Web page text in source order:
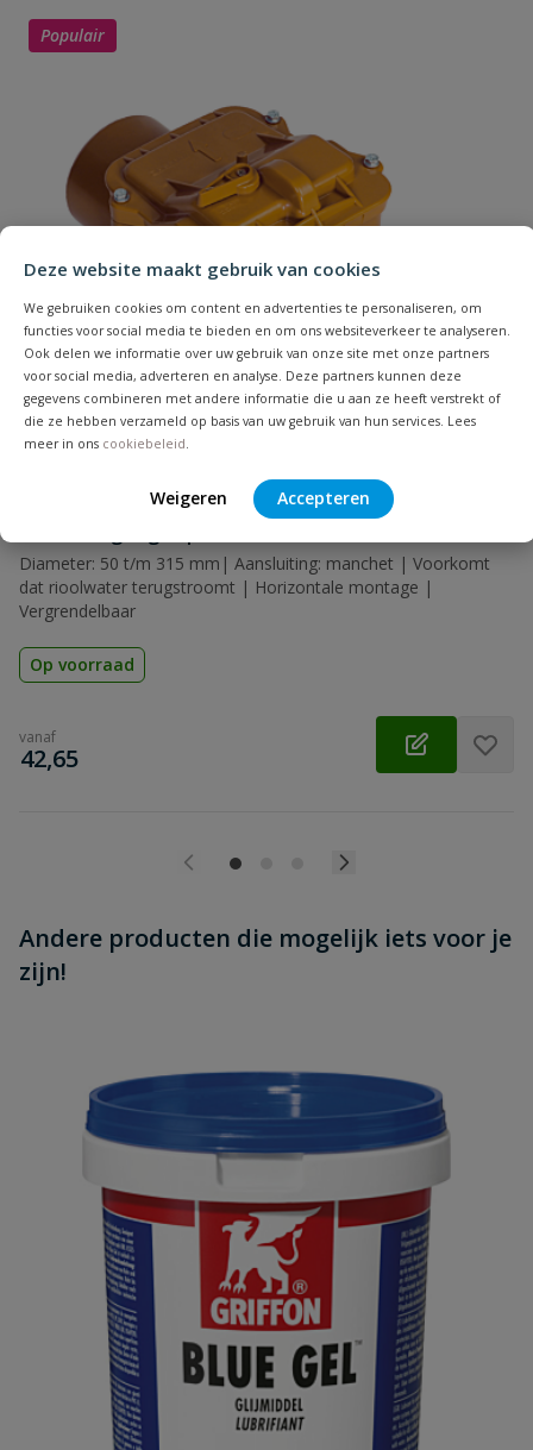
Deze website maakt gebruik van cookies
We gebruiken cookies om content en advertenties te personaliseren, om
functies voor social media te bieden en om ons websiteverkeer te analyseren.
Ook delen we informatie over uw gebruik van onze site met onze partners
voor social media, adverteren en analyse. Deze partners kunnen deze
gegevens combineren met andere informatie die u aan ze heeft verstrekt of
die ze hebben verzameld op basis van uw gebruik van hun services. Lees
meer in ons cookiebeleid
Weigeren Accepteren
Uw waardering:
Samenvatting
Beoordeling
Beoordeling versturen
Populair
Diameter: 50 t/m 315 mm| Aansluiting: manchet | Voorkomt
dat rioolwater terugstroomt | Horizontale montage |
Vergrendelbaar
Op voorraad
vanaf
€
42,65
Andere producten die mogelijk iets voor je
zijn!